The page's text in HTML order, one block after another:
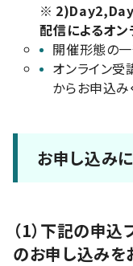
※
配信によるオン
開催形態の
オンライン
からお申込み
お申し込み
（1）下記の申
のお申し込みを